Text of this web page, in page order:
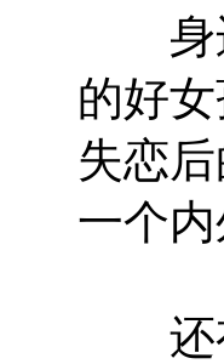
身边
的好
失恋
一个内
还有